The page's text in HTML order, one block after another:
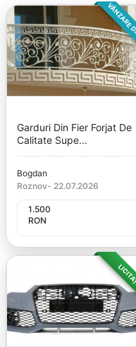
Garduri Din Fier Forjat De
Calitate Supe...
Bogdan
Roznov- 22.07.2026
1.500
RON